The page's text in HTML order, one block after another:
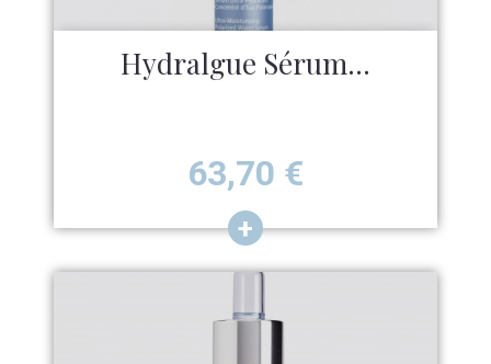
Hydralgue Sérum...
Prix
63,70 €